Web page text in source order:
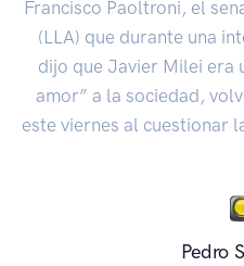
Francisco Paoltroni, el
(LLA) que durante una
dijo que Javier Milei era
amor” a la sociedad,
este viernes al cuestionar
Pedro